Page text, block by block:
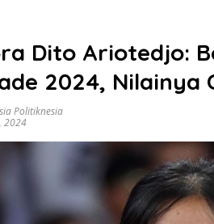
Dito Ariotedjo:
2024, Nilainya
Politiknesia
2024